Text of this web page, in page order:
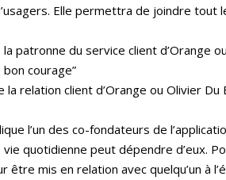
Elle permettra de joindre tout
la patronne du service client d’Orange
courage”
relation client d’Orange ou Olivier Du
l’un des co-fondateurs de
quotidienne peut dépendre d’eux.
être mis en relation avec quelqu’un à